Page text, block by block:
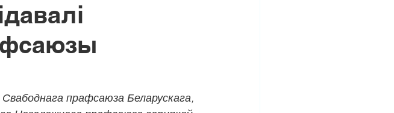
прафсаюза Беларускага,